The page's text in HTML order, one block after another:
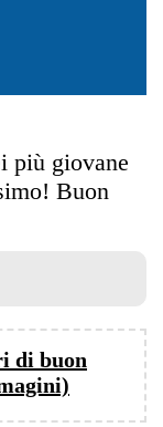
più giovane
Buon
di buon